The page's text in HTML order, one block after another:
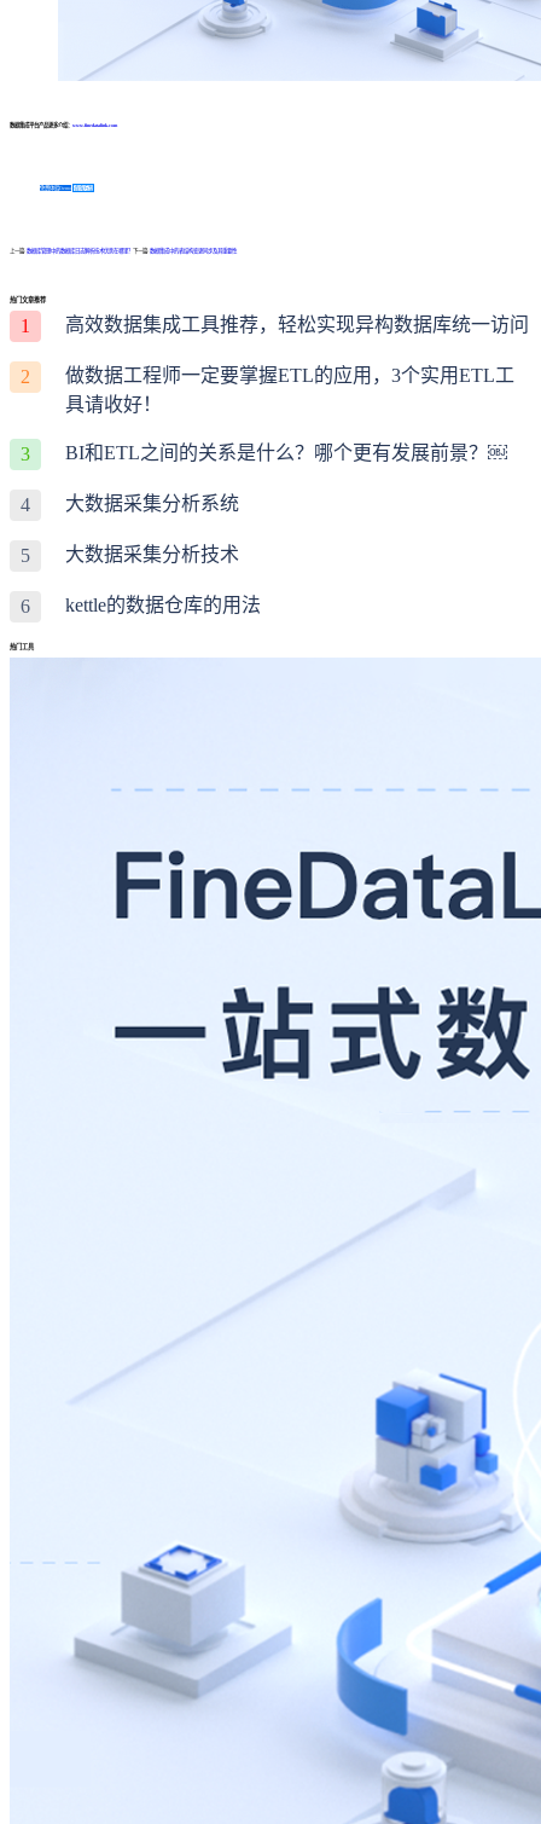
数据集成平台产品更多介绍： www.finedatalink.com
免费体验Demo 咨询方案
上一篇: 数据库管理中的数据库日志解析技术优势在哪里？ 下一篇: 数据集成中的表结构变更同步及其重要性
热门文章推荐
1 高效数据集成工具推荐，轻松实现异构数据库统一访问
2
做数据工程师一定要掌握ETL的应用，3个实用ETL工
具请收好！
3 BI和ETL之间的关系是什么？哪个更有发展前景？￼
4 大数据采集分析系统
5 大数据采集分析技术
6 kettle的数据仓库的用法
热门工具